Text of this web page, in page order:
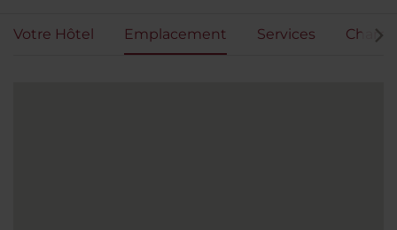
Votre Hôtel Emplacement Services